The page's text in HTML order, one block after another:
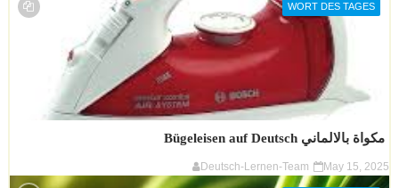
WORT DES TAGES
مكواة بالالماني Bügeleisen auf Deutsch
Deutsch-Lernen-Team May 15, 2025